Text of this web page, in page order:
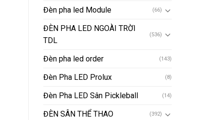
Đèn pha led Module (66)
ĐÈN PHA LED NGOÀI TRỜI
TDL
(536)
Đèn pha led order (143)
Đèn Pha LED Prolux (8)
Đèn Pha LED Sân Pickleball (14)
ĐÈN SÂN THỂ THAO (392)